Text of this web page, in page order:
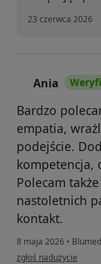
23 czerwca 2026
Ania
Bardzo
empatia,
podejście.
kompetencja,
Polecam
nastoletnich
kontakt.
8 maja 2026 •
w opinii użytkownika
zgłoś nadużycie